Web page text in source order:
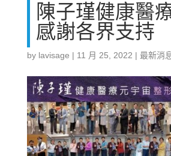
陳子瑾健康醫
感謝各界支持
by lavisage | 11 月 25, 2022 | 最新消